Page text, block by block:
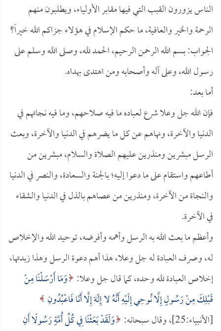
الناس يزورون القبب التي فيها مقابر الأولياء، ويطلبون منهم
الرحمة والخير والعافية، ما حكم الإسلام في هؤلاء جزاكم الله خيراً؟
الجواب: بسم الله الرحمن الرحيم، الحمد لله، وصلى الله وسلم على
رسول الله، وعلى آله وأصحابه ومن اهتدى بهداه.
أما بعد:
فإن الله جل وعلا شرع لعباده ما فيه صلاحهم، وما فيه نجاتهم في
الدنيا والآخرة، ونهاهم عن كل ما يضرهم في الدنيا والآخرة، وبعث
الرسل مبشرين ومنذرين عليهم الصلاة والسلام، مبشرين من
أطاعهم واستقام على ما دعوا إليه؛ بالجنة والسعادة، والنصر في الدنيا
والنجاة من الآخرة، ومنذرين من عصاهم بالذل في الدنيا والشقاء
في الآخرة.
وأعظم ما بعث الله به الرسل وأهمه وأفرضه، توحيد الله والإخلاص
له، وصرف العبادة له جل وعلا، هذا أهم دعوة الرسل وهذا زبدتها،
إخلاص العبادة لله وحده، كما قال جل وعلا: وَمَا أَرْسَلْنَا مِنْ
قَبْلِكَ مِنْ رَسُولٍ إِلَّا نُوحِي إِلَيْهِ أَنَّهُ لا إِلَهَ إِلَّا أَنَا فَاعْبُدُونِ
[الأنبياء:25]، وقال سبحانه:
وَلَقَدْ بَعَثْنَا فِي كُلِّ أُمَّةٍ رَسُولًا أَنِ